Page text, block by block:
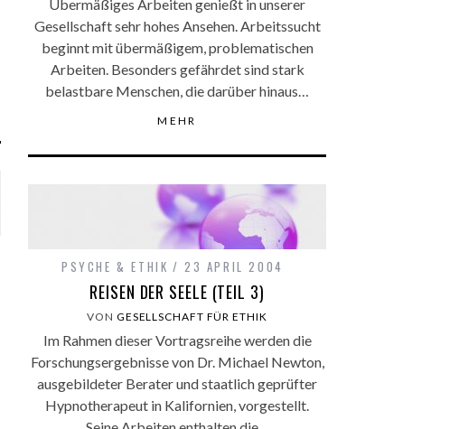
Übermäßiges Arbeiten genießt in unserer
Gesellschaft sehr hohes Ansehen. Arbeitssucht
beginnt mit übermäßigem, problematischen
Arbeiten. Besonders gefährdet sind stark
belastbare Menschen, die darüber hinaus…
MEHR
PSYCHE & ETHIK 23 APRIL 2004
REISEN DER SEELE (TEIL 3)
VON GESELLSCHAFT FÜR ETHIK
Im Rahmen dieser Vortragsreihe werden die
Forschungsergebnisse von Dr. Michael Newton,
ausgebildeter Berater und staatlich geprüfter
Hypnotherapeut in Kalifornien, vorgestellt.